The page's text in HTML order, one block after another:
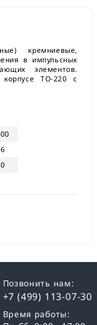
кремниевые,
в импульсных
элементов.
корпусе TO-220 с
Позвонить нам:
+7 (499) 113-07-30
Время работы: